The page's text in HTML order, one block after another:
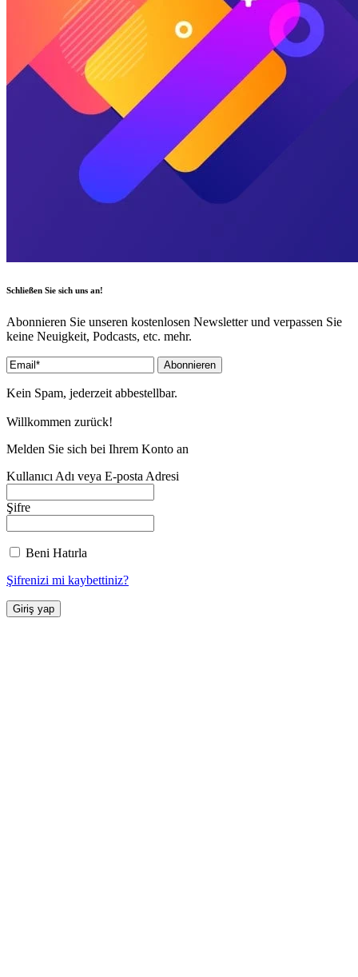
Schließen Sie sich uns an!
Abonnieren Sie unseren kostenlosen Newsletter und verpassen Sie
keine Neuigkeit, Podcasts, etc. mehr.
Kein Spam, jederzeit abbestellbar.
Willkommen zurück!
Melden Sie sich bei Ihrem Konto an
Kullanıcı Adı veya E-posta Adresi
Şifre
Beni Hatırla
Şifrenizi mi kaybettiniz?